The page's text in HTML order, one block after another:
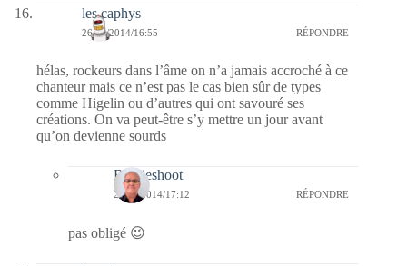
les caphys
26/11/2014/16:55 RÉPONDRE
hélas, rockeurs dans l’âme on n’a jamais accroché à ce
chanteur mais ce n’est pas le cas bien sûr de types
comme Higelin ou d’autres qui ont savouré ses
créations. On va peut-être s’y mettre un jour avant
qu’on devienne sourds
Bernieshoot
27/11/2014/17:12 RÉPONDRE
pas obligé 😉